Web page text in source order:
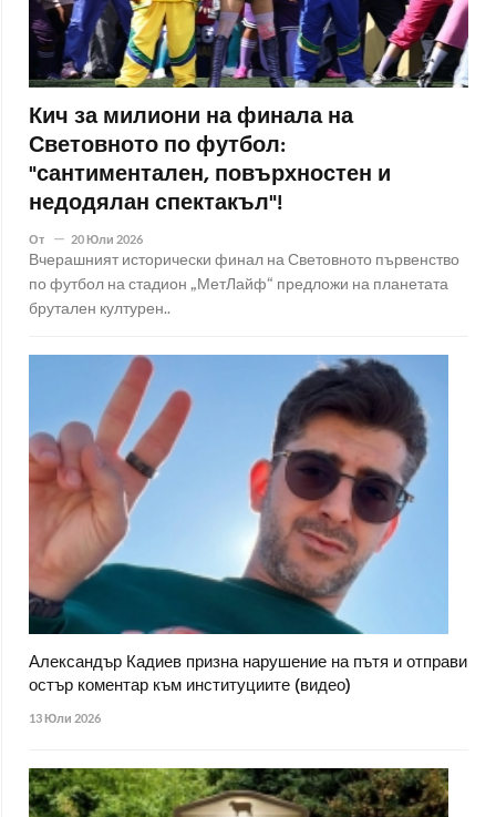
Кич за милиони на финала на
Световното по футбол:
"сантиментален, повърхностен и
недодялан спектакъл"!
От 20 Юли 2026
Вчерашният исторически финал на Световното първенство
по футбол на стадион „МетЛайф“ предложи на планетата
брутален културен..
Александър Кадиев призна нарушение на пътя и отправи
остър коментар към институциите (видео)
13 Юли 2026